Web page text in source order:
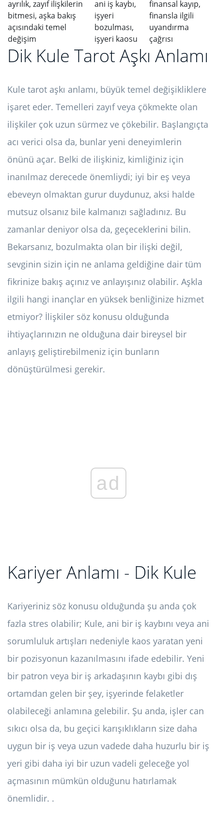
ayrılık, zayıf ilişkilerin
bitmesi, aşka bakış
açısındaki temel
değişim
ani iş kaybı,
işyeri
bozulması,
işyeri kaosu
finansal kayıp,
finansla ilgili
uyandırma
çağrısı
Dik Kule Tarot Aşkı Anlamı
Kule tarot aşkı anlamı, büyük temel değişikliklere
işaret eder. Temelleri zayıf veya çökmekte olan
ilişkiler çok uzun sürmez ve çökebilir. Başlangıçta
acı verici olsa da, bunlar yeni deneyimlerin
önünü açar. Belki de ilişkiniz, kimliğiniz için
inanılmaz derecede önemliydi; iyi bir eş veya
ebeveyn olmaktan gurur duydunuz, aksi halde
mutsuz olsanız bile kalmanızı sağladınız. Bu
zamanlar deniyor olsa da, geçeceklerini bilin.
Bekarsanız, bozulmakta olan bir ilişki değil,
sevginin sizin için ne anlama geldiğine dair tüm
fikrinize bakış açınız ve anlayışınız olabilir. Aşkla
ilgili hangi inançlar en yüksek benliğinize hizmet
etmiyor? İlişkiler söz konusu olduğunda
ihtiyaçlarınızın ne olduğuna dair bireysel bir
anlayış geliştirebilmeniz için bunların
dönüştürülmesi gerekir.
ad
Kariyer Anlamı - Dik Kule
Kariyeriniz söz konusu olduğunda şu anda çok
fazla stres olabilir; Kule, ani bir iş kaybını veya ani
sorumluluk artışları nedeniyle kaos yaratan yeni
bir pozisyonun kazanılmasını ifade edebilir. Yeni
bir patron veya bir iş arkadaşının kaybı gibi dış
ortamdan gelen bir şey, işyerinde felaketler
olabileceği anlamına gelebilir. Şu anda, işler can
sıkıcı olsa da, bu geçici karışıklıkların size daha
uygun bir iş veya uzun vadede daha huzurlu bir iş
yeri gibi daha iyi bir uzun vadeli geleceğe yol
açmasının mümkün olduğunu hatırlamak
önemlidir. .